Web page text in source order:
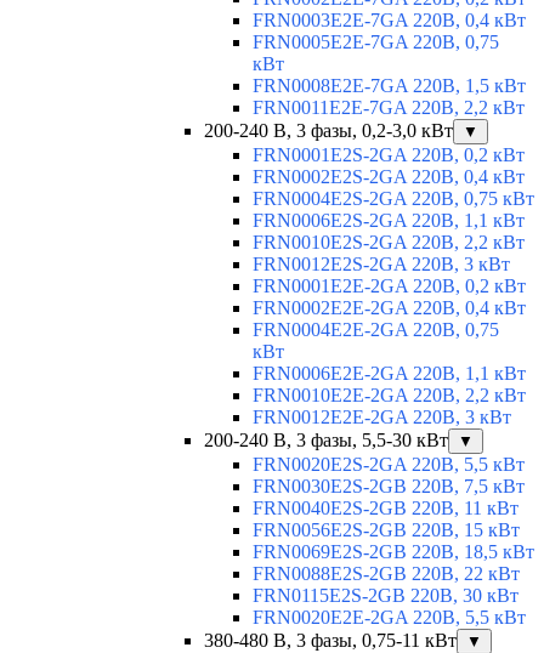
FRN0003E2E-7GA 220В, 0,4 кВт
FRN0005E2E-7GA 220В, 0,75
кВт
FRN0008E2E-7GA 220В, 1,5 кВт
FRN0011E2E-7GA 220В, 2,2 кВт
200-240 В, 3 фазы, 0,2-3,0 кВт
▼
FRN0001E2S-2GA 220В, 0,2 кВт
FRN0002E2S-2GA 220В, 0,4 кВт
FRN0004E2S-2GA 220В, 0,75 кВт
FRN0006E2S-2GA 220В, 1,1 кВт
FRN0010E2S-2GA 220В, 2,2 кВт
FRN0012E2S-2GA 220В, 3 кВт
FRN0001E2E-2GA 220В, 0,2 кВт
FRN0002E2E-2GA 220В, 0,4 кВт
FRN0004E2E-2GA 220В, 0,75
кВт
FRN0006E2E-2GA 220В, 1,1 кВт
FRN0010E2E-2GA 220В, 2,2 кВт
FRN0012E2E-2GA 220В, 3 кВт
200-240 В, 3 фазы, 5,5-30 кВт
▼
FRN0020E2S-2GA 220В, 5,5 кВт
FRN0030E2S-2GB 220В, 7,5 кВт
FRN0040E2S-2GB 220В, 11 кВт
FRN0056E2S-2GB 220В, 15 кВт
FRN0069E2S-2GB 220В, 18,5 кВт
FRN0088E2S-2GB 220В, 22 кВт
FRN0115E2S-2GB 220В, 30 кВт
FRN0020E2E-2GA 220В, 5,5 кВт
380-480 В, 3 фазы, 0,75-11 кВт
▼